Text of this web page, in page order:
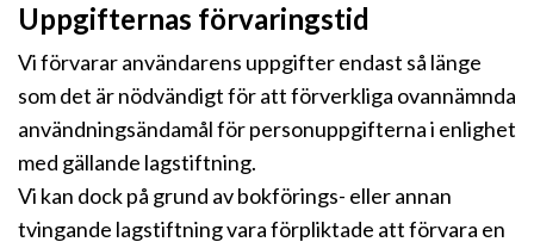
Uppgifternas förvaringstid
Vi förvarar användarens uppgifter endast så länge
som det är nödvändigt för att förverkliga ovannämnda
användningsändamål för personuppgifterna i enlighet
med gällande lagstiftning.
Vi kan dock på grund av bokförings- eller annan
tvingande lagstiftning vara förpliktade att förvara en